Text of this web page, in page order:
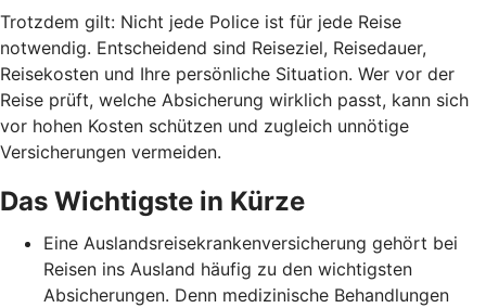
Trotzdem gilt: Nicht jede Police ist für jede Reise
notwendig. Entscheidend sind Reiseziel, Reisedauer,
Reisekosten und Ihre persönliche Situation. Wer vor der
Reise prüft, welche Absicherung wirklich passt, kann sich
vor hohen Kosten schützen und zugleich unnötige
Versicherungen vermeiden.
Das Wichtigste in Kürze
Eine Auslandsreisekrankenversicherung gehört bei
Reisen ins Ausland häufig zu den wichtigsten
Absicherungen. Denn medizinische Behandlungen